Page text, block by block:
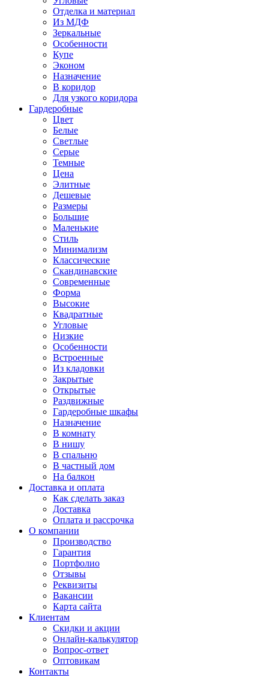
Отделка и материал
Из МДФ
Зеркальные
Особенности
Купе
Эконом
Назначение
В коридор
Для узкого коридора
Гардеробные
Цвет
Белые
Светлые
Серые
Темные
Цена
Элитные
Дешевые
Размеры
Большие
Маленькие
Стиль
Минимализм
Классические
Скандинавские
Современные
Форма
Высокие
Квадратные
Угловые
Низкие
Особенности
Встроенные
Из кладовки
Закрытые
Открытые
Раздвижные
Гардеробные шкафы
Назначение
В комнату
В нишу
В спальню
В частный дом
На балкон
Доставка и оплата
Как сделать заказ
Доставка
Оплата и рассрочка
О компании
Производство
Гарантия
Портфолио
Отзывы
Реквизиты
Вакансии
Карта сайта
Клиентам
Скидки и акции
Онлайн-калькулятор
Вопрос-ответ
Оптовикам
Контакты